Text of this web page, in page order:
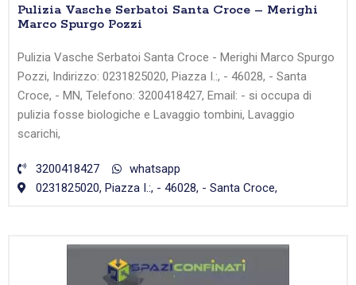
Pulizia Vasche Serbatoi Santa Croce – Merighi
Marco Spurgo Pozzi
Pulizia Vasche Serbatoi Santa Croce - Merighi Marco Spurgo
Pozzi, Indirizzo: 0231825020, Piazza I.:, - 46028, - Santa
Croce, - MN, Telefono: 3200418427, Email: - si occupa di
pulizia fosse biologiche e Lavaggio tombini, Lavaggio
scarichi,
3200418427
whatsapp
0231825020, Piazza I.:, - 46028, - Santa Croce,